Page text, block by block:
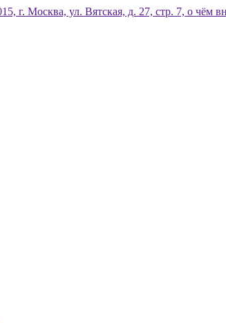
г. Москва, ул. Вятская, д. 27, стр. 7, о